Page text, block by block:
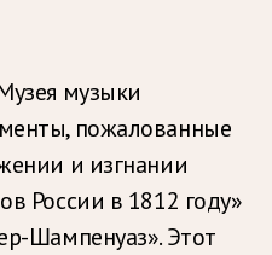
музыки
пожалованные
и изгнании
России в 1812 году»
Шампенуаз». Этот